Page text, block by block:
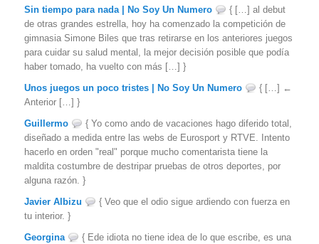
Sin tiempo para nada | No Soy Un Numero
{ […] al debut
de otras grandes estrella, hoy ha comenzado la competición de
gimnasia Simone Biles que tras retirarse en los anteriores juegos
para cuidar su salud mental, la mejor decisión posible que podía
haber tomado, ha vuelto con más […] }
Unos juegos un poco tristes | No Soy Un Numero
{ […] ←
Anterior […] }
Guillermo
{ Yo como ando de vacaciones hago diferido total,
diseñado a medida entre las webs de Eurosport y RTVE. Intento
hacerlo en orden "real" porque mucho comentarista tiene la
maldita costumbre de destripar pruebas de otros deportes, por
alguna razón. }
Javier Albizu
{ Veo que el odio sigue ardiendo con fuerza en
tu interior. }
Georgina
{ Ede idiota no tiene idea de lo que escribe, es una